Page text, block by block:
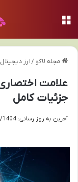
مجله لاکو / ارز دیجیتال
جزئیات کامل
آخرین به روز رسانی: 17/05/1404